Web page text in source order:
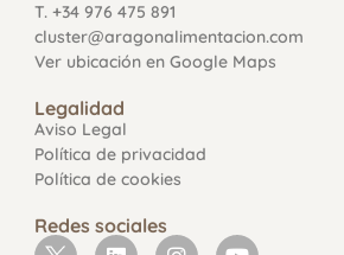
T. +34 976 475 891
cluster@aragonalimentacion.com
Ver ubicación en Google Maps
Legalidad
Aviso Legal
Política de privacidad
Política de cookies
Redes sociales